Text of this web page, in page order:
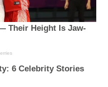
Their Height Is Jaw-
6 Celebrity Stories